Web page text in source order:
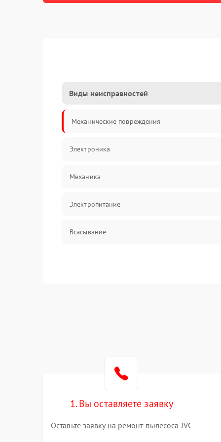
Виды неисправностей
Механические повреждения
Электроника
Механика
Электропитание
Всасывание
1. Вы оставляете заявку
Оставьте заявку на ремонт пылесоса JVC